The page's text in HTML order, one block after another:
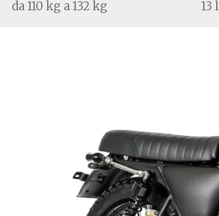
da 110 kg a 132 kg 13 l